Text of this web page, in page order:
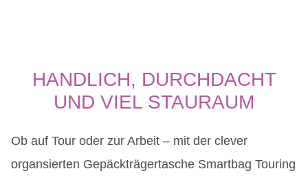
HANDLICH, DURCHDACHT
UND VIEL STAURAUM
Ob auf Tour oder zur Arbeit – mit der clever
organsierten Gepäckträgertasche Smartbag Touring